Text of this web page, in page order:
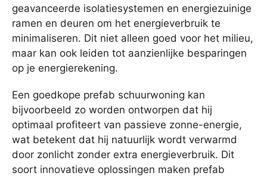
geavanceerde isolatiesystemen en energiezuinige
ramen en deuren om het energieverbruik te
minimaliseren. Dit niet alleen goed voor het milieu,
maar kan ook leiden tot aanzienlijke besparingen
op je energierekening.
Een goedkope prefab schuurwoning kan
bijvoorbeeld zo worden ontworpen dat hij
optimaal profiteert van passieve zonne-energie,
wat betekent dat hij natuurlijk wordt verwarmd
door zonlicht zonder extra energieverbruik. Dit
soort innovatieve oplossingen maken prefab